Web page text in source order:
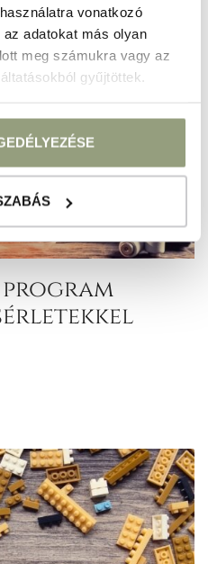
vonatkozó
adatokat más olyan
meg számukra vagy az
gyűjtöttek.